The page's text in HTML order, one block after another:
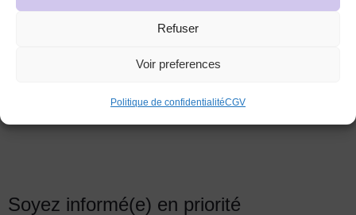
Refuser
Voir preferences
Politique de confidentialitéCGV
Produits similaires
Soyez informé(e) en priorité